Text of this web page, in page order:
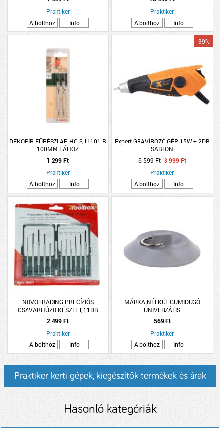
Praktiker
A bolthoz
Info
Praktiker
A bolthoz
Info
DEKOPÍR FŰRÉSZLAP HC S, U 101 B
100MM FÁHOZ
1 299 Ft
Praktiker
A bolthoz
Info
Expert GRAVÍROZÓ GÉP 15W + 2DB
SABLON
-39%
6 599 Ft 3 999 Ft
Praktiker
A bolthoz
Info
NOVOTRADING PRECÍZIÓS
CSAVARHÚZÓ KÉSZLET, 11DB
2 499 Ft
Praktiker
A bolthoz
Info
MÁRKA NÉLKÜL GUMIDUGÓ
UNIVERZÁLIS
569 Ft
Praktiker
A bolthoz
Info
Praktiker kerti gépek, kiegészítők termékek és árak
Hasonló kategóriák